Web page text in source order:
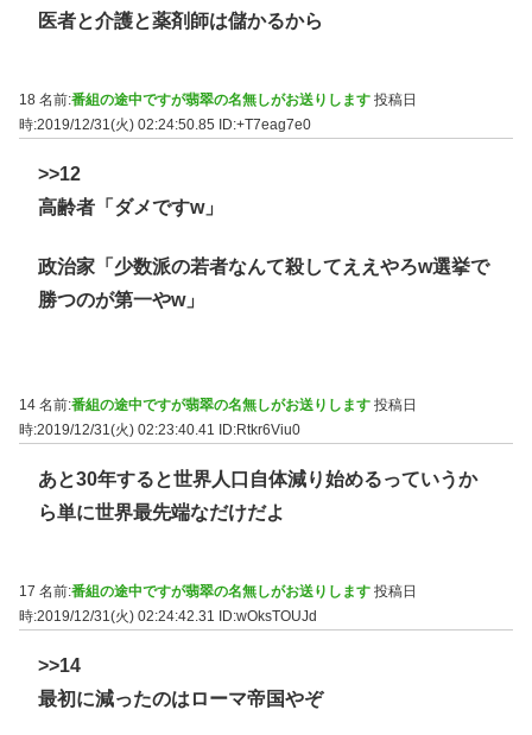
医者と介護と薬剤師は儲かるから
18 名前:番組の途中ですが翡翠の名無しがお送りします 投稿日
時:2019/12/31(火) 02:24:50.85 ID:+T7eag7e0
>>12
高齢者「ダメですw」
政治家「少数派の若者なんて殺してええやろw選挙で
勝つのが第一やw」
14 名前:番組の途中ですが翡翠の名無しがお送りします 投稿日
時:2019/12/31(火) 02:23:40.41
ID:Rtkr6Viu0
あと30年すると世界人口自体減り始めるっていうか
ら単に世界最先端なだけだよ
17 名前:番組の途中ですが翡翠の名無しがお送りします 投稿日
時:2019/12/31(火) 02:24:42.31 ID:wOksTOUJd
>>14
最初に減ったのはローマ帝国やぞ